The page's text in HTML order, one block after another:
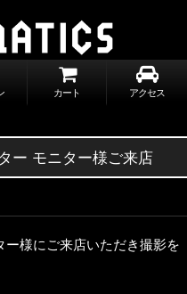
カート アクセス
ー モニター様ご来店
様にご来店いただき撮影を